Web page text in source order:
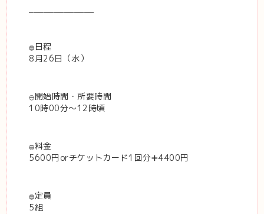
𓐍日程
8月26日（水）
𓐍開始時間・所要時間
10時00分〜12時頃
𓐍料金
5600円orチケットカード1回分➕4400円
𓐍定員
5組